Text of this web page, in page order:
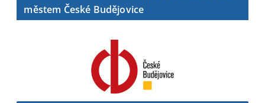
městem České Budějovice